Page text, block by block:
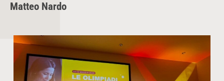
Matteo Nardo